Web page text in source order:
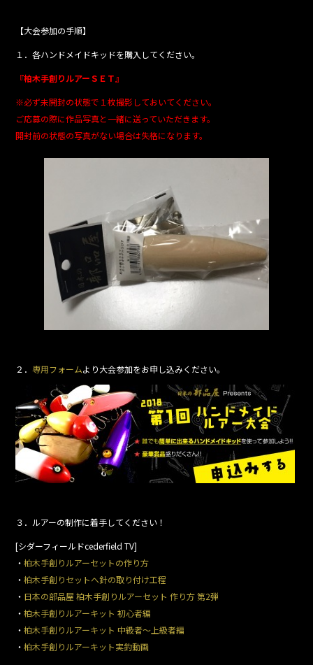
【大会参加の手順】
１．各ハンドメイドキッドを購入してください。
『柏木手創りルアーＳＥＴ』
※必ず未開封の状態で１枚撮影しておいてください。
ご応募の際に作品写真と一緒に送っていただきます。
開封前の状態の写真がない場合は失格になります。
２．専用フォームより大会参加をお申し込みください。
３．ルアーの制作に着手してください！
[シダーフィールドcederfield TV]
・柏木手創りルアーセットの作り方
・柏木手創りセットへ針の取り付け工程
・ 日本の部品屋 柏木手創りルアーセット 作り方 第2弾
・柏木手創りルアーキット 初心者編
・柏木手創りルアーキット 中級者～上級者編
・柏木手創りルアーキット実釣動画